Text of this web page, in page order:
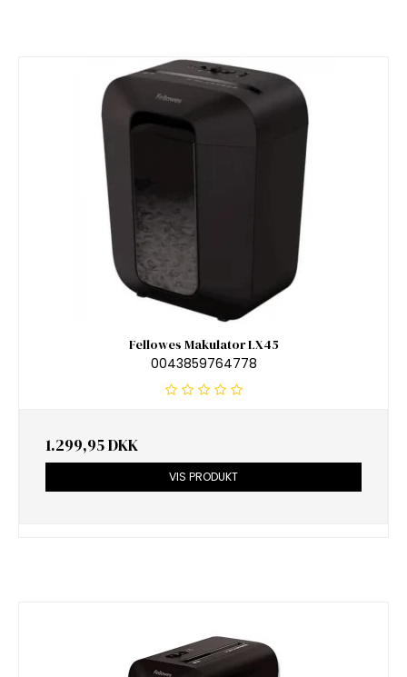
Fellowes Makulator LX45
0043859764778
1.299,95 DKK
VIS PRODUKT